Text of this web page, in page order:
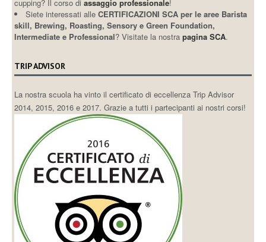
cupping? Il corso diassaggio professionale!
Siete interessati alleCERTIFICAZIONI SCA per le aree Barista
skill, Brewing, Roasting, Sensory e Green Foundation,
Intermediate e Professional? Visitate la nostrapagina SCA.
TRIP ADVISOR
La nostra scuola ha vinto il certificato di eccellenza Trip Advisor
2014, 2015, 2016 e 2017. Grazie a tutti i partecipanti ai nostri corsi!